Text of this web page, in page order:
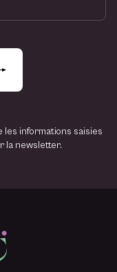
informations saisies
la newsletter.